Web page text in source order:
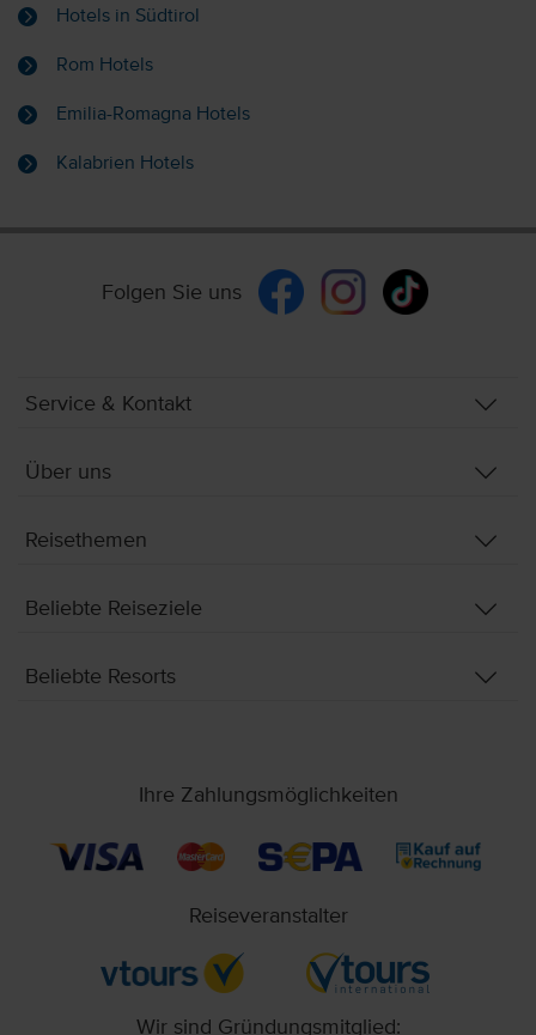
Hotels in Südtirol
Rom Hotels
Emilia-Romagna Hotels
Kalabrien Hotels
Folgen Sie uns
Service & Kontakt
Über uns
Reisethemen
Beliebte Reiseziele
Beliebte Resorts
Ihre Zahlungsmöglichkeiten
Reiseveranstalter
Wir sind Gründungsmitglied: